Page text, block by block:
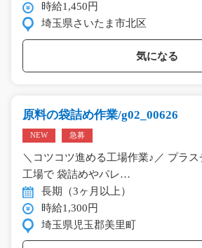
時給1,450円
埼玉県さいたま市北区
気になる
原料の袋詰め作業/g02_00626
NEW 急募
＼コツコツ進める工場作業♪／ プラス
工場で 袋詰めやパレ…
長期（3ヶ月以上）
時給1,300円
埼玉県児玉郡美里町